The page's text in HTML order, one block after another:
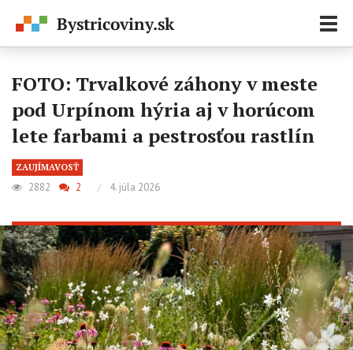
FOTO: Trvalkové záhony v meste
pod Urpínom hýria aj v horúcom
lete farbami a pestrosťou rastlín
ZAUJÍMAVOSŤ
2882 2 / 4. júla 2026